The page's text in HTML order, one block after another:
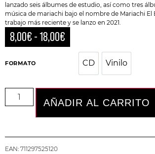
lanzado seis álbumes de estudio, así como tres
música de mariachi bajo el nombre de Mariachi El
trabajo más reciente y se lanzo en 2021.
8,00€ -18,00€
FORMATO CD Vinilo
AÑADIR AL CARRITO
EAN: 711297525120